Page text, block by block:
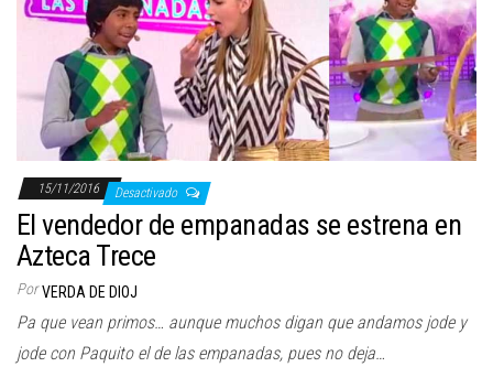
15/11/2016 Desactivado
El vendedor de empanadas se estrena en
Azteca Trece
Por VERDA DE DIOJ
Pa que vean primos… aunque muchos digan que andamos jode y
jode con Paquito el de las empanadas, pues no deja…